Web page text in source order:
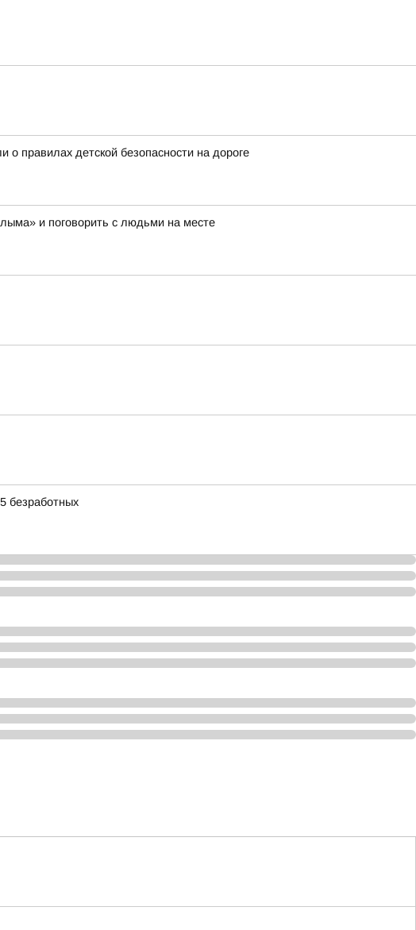
правилах детской безопасности на дороге
и поговорить с людьми на месте
безработных